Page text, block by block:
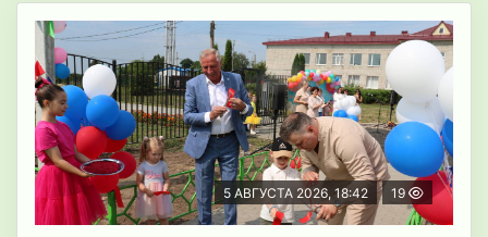
5 АВГУСТА 2026, 18:42 19